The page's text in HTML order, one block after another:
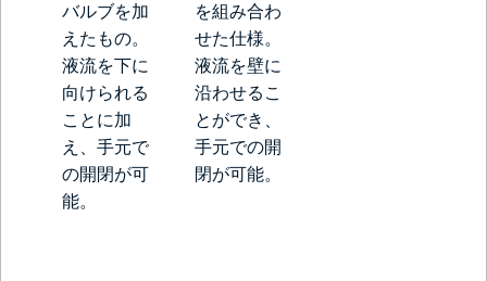
バルブを加
えたもの。
液流を下に
向けられる
ことに加
え、手元で
の開閉が可
能。
を組み合わ
せた仕様。
液流を壁に
沿わせるこ
とができ、
手元での開
閉が可能。